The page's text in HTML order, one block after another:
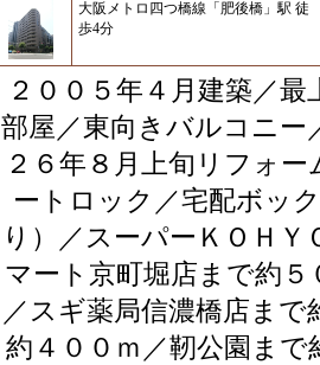
大阪メトロ四つ橋線「肥後橋」駅 徒
歩4分
２００５年４月建築／
部屋／東向きバルコニー
２６年８月上旬リフォ
ートロック／宅配ボッ
り）／スーパーＫＯＨ
マート京町堀店まで約
／スギ薬局信濃橋店ま
約４００ｍ／靭公園まで